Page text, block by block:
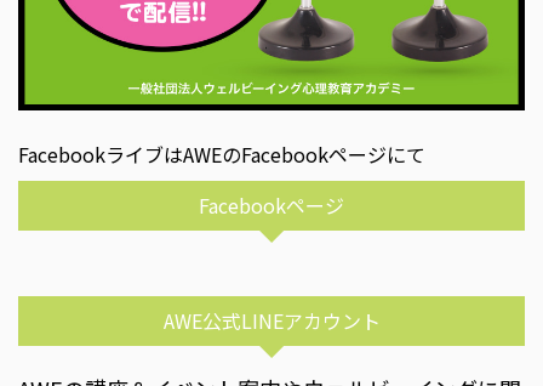
FacebookライブはAWEのFacebookページにて
Facebookページ
AWE公式LINEアカウント